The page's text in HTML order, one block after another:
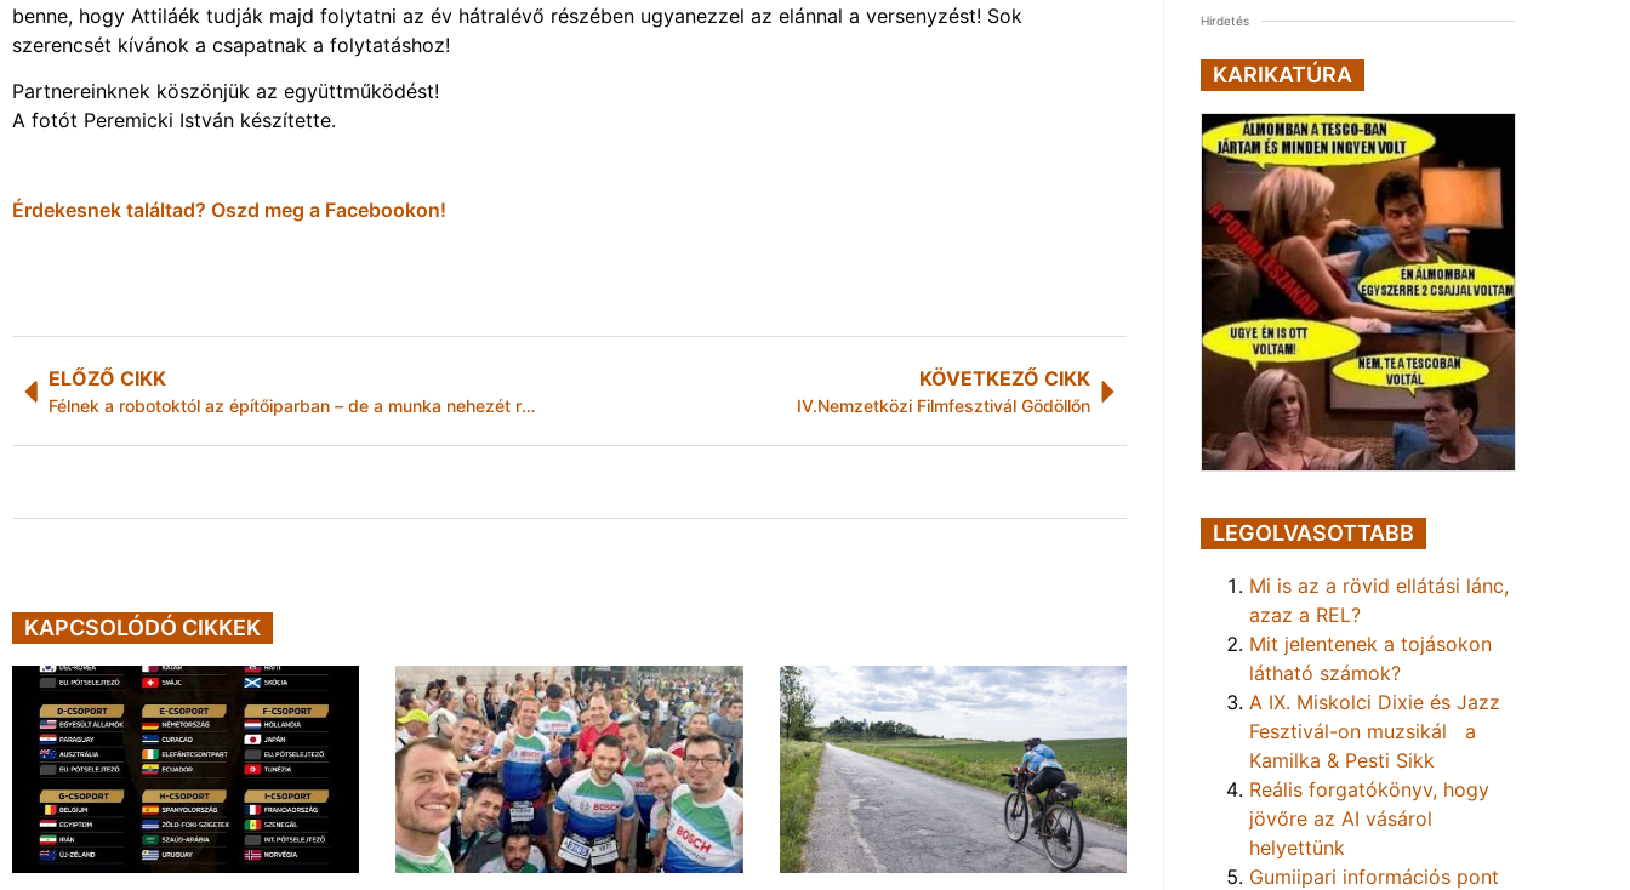
benne, hogy Attiláék tudják majd folytatni az év hátralévő részében ugyanezzel az elánnal a versenyzést! Sok
szerencsét kívánok a csapatnak a folytatáshoz!
Partnereinknek köszönjük az együttműködést!
A fotót Peremicki István készítette.
Érdekesnek találtad? Oszd meg a Facebookon!
ELŐZŐ CIKK
Félnek a robotoktól az építőiparban – de a munka nehezét rábíznák
KÖVETKEZŐ CIKK
IV.Nemzetközi Filmfesztivál Gödöllőn
KAPCSOLÓDÓ CIKKEK
Hirdetés
KARIKATÚRA
LEGOLVASOTTABB
Mi is az a rövid ellátási lánc,
azaz a REL?
Mit jelentenek a tojásokon
látható számok?
A IX. Miskolci Dixie és Jazz
Fesztivál-on muzsikál a
Kamilka & Pesti Sikk
Reális forgatókönyv, hogy
jövőre az AI vásárol
helyettünk
Gumiipari információs pont